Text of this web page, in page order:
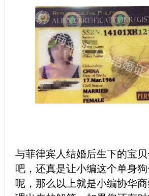
与菲律宾人结婚后生下的宝
吧，还真是让小编这个单身
呢，那么以上就是小编协华